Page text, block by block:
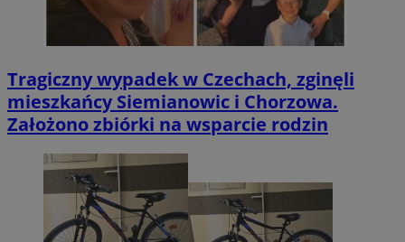
Tragiczny wypadek w Czechach, zginęli
mieszkańcy Siemianowic i Chorzowa.
Założono zbiórki na wsparcie rodzin